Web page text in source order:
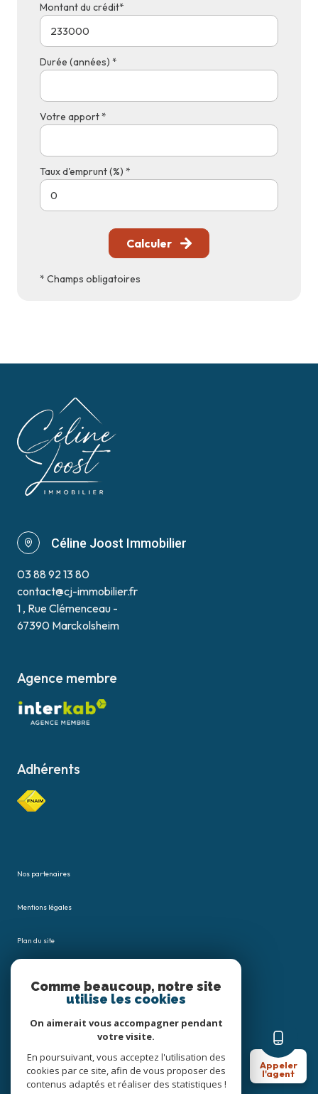
Appeler
l'agent
Montant du crédit*
Durée (années) *
Votre apport *
Taux d'emprunt (%) *
Calculer
* Champs obligatoires
Céline Joost Immobilier
03 88 92 13 80
contact@cj-immobilier.fr
1 , Rue Clémenceau -
67390 Marckolsheim
Agence membre
Adhérents
Nos partenaires
Mentions légales
Plan du site
Cookies
Comme beaucoup, notre site
utilise les cookies
On aimerait vous accompagner pendant
votre visite.
En poursuivant, vous acceptez l'utilisation des
cookies par ce site, afin de vous proposer des
contenus adaptés et réaliser des statistiques !